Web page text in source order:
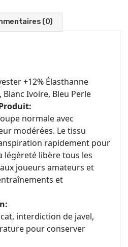
(0)
+12% Élasthanne
Ivoire, Bleu Perle
normale avec
modérées. Le tissu
rapidement pour
légèreté libère tous les
joueurs amateurs et
et
interdiction de javel,
pour conserver